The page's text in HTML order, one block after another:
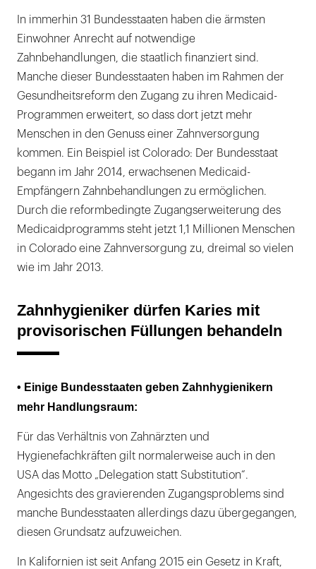
In immerhin 31 Bundesstaaten haben die ärmsten
Einwohner Anrecht auf notwendige
Zahnbehandlungen, die staatlich finanziert sind.
Manche dieser Bundesstaaten haben im Rahmen der
Gesundheitsreform den Zugang zu ihren Medicaid-
Programmen erweitert, so dass dort jetzt mehr
Menschen in den Genuss einer Zahnversorgung
kommen. Ein Beispiel ist Colorado: Der Bundesstaat
begann im Jahr 2014, erwachsenen Medicaid-
Empfängern Zahnbehandlungen zu ermöglichen.
Durch die reformbedingte Zugangserweiterung des
Medicaidprogramms steht jetzt 1,1 Millionen Menschen
in Colorado eine Zahnversorgung zu, dreimal so vielen
wie im Jahr 2013.
Zahnhygieniker dürfen Karies mit
provisorischen Füllungen behandeln
• Einige Bundesstaaten geben Zahnhygienikern
mehr Handlungsraum:
Für das Verhältnis von Zahnärzten und
Hygienefachkräften gilt normalerweise auch in den
USA das Motto „Delegation statt Substitution“.
Angesichts des gravierenden Zugangsproblems sind
manche Bundesstaaten allerdings dazu übergegangen,
diesen Grundsatz aufzuweichen.
In Kalifornien ist seit Anfang 2015 ein Gesetz in Kraft,